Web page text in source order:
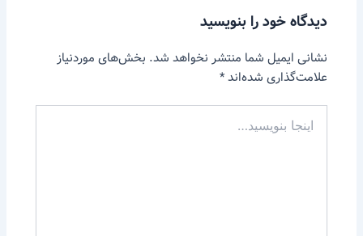
دیدگاه‌ خود را بنویسید
نشانی ایمیل شما منتشر نخواهد شد. بخش‌های موردنیاز
علامت‌گذاری شده‌اند*
بنویسید…